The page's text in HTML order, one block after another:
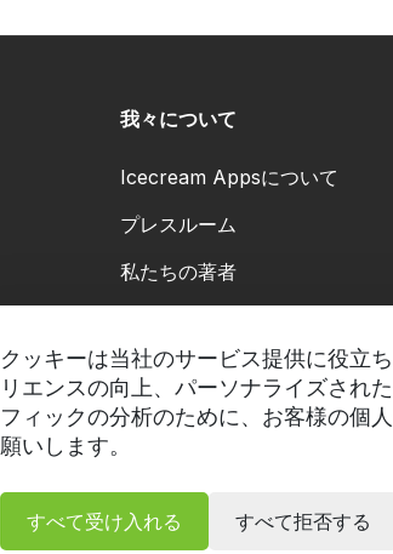
クッキーは当社のサービス提供に役立
リエンスの向上、パーソナライズされ
フィックの分析のために、お客様の個
願いします。
すべて受け入れる すべて拒否する
我々について
Icecream Appsについて
プレスルーム
私たちの著者